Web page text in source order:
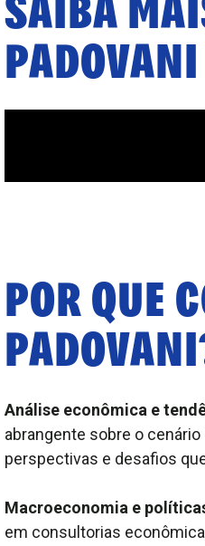
PADOVANI
POR QUE
PADOVANI
Análise econômica e
abrangente sobre o
perspectivas e desafios
Macroeconomia e
em consultorias